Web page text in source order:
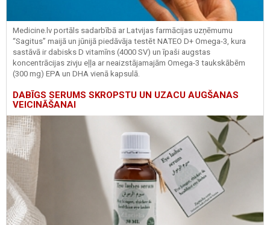
Medicine.lv portāls sadarbībā ar Latvijas farmācijas uzņēmumu
“Sagitus” maijā un jūnijā piedāvāja testēt NATEO D+ Omega-3, kura
sastāvā ir dabisks D vitamīns (4000 SV) un īpaši augstas
koncentrācijas zivju eļļa ar neaizstājamajām Omega-3 taukskābēm
(300 mg) EPA un DHA vienā kapsulā.
DABĪGS SERUMS SKROPSTU UN UZACU AUGŠANAS
VEICINĀŠANAI